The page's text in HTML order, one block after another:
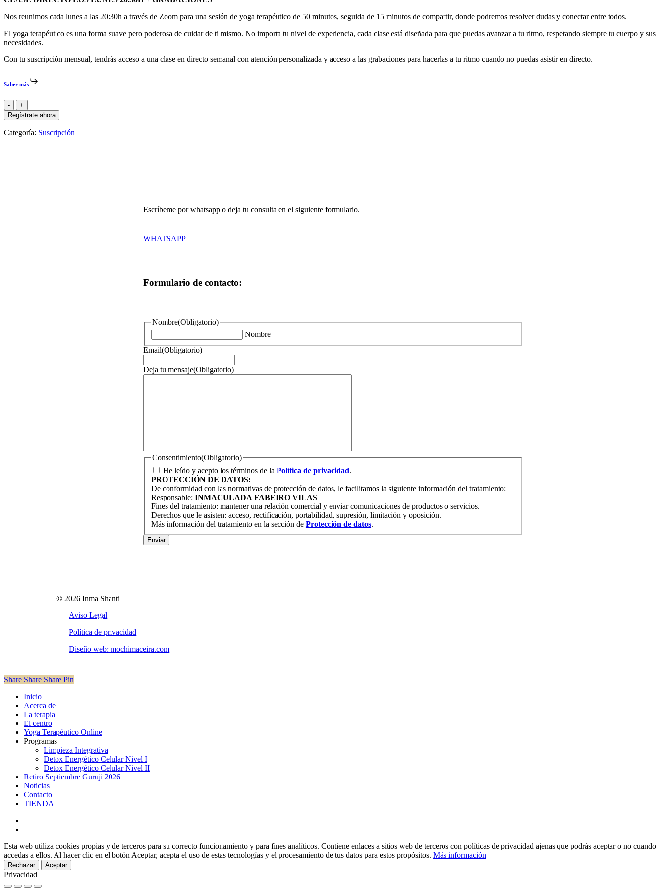
Nos reunimos cada lunes a las 20:30h a través de Zoom para una sesión de yoga terapéutico de 50 minutos, seguida de 15 minutos de compartir, donde podremos resolver dudas y conectar entre todos.
El yoga terapéutico es una forma suave pero poderosa de cuidar de ti mismo. No importa tu nivel de experiencia, cada clase está diseñada para que puedas avanzar a tu ritmo, respetando siempre tu cuerpo y sus
necesidades.
Con tu suscripción mensual, tendrás acceso a una clase en directo semanal con atención personalizada y acceso a las grabaciones para hacerlas a tu ritmo cuando no puedas asistir en directo.
Saber más
YOGA
TERAPÉUTICO
ONLINE
cantidad
Regístrate ahora
Categoría: Suscripción
Escríbeme por whatsapp o deja tu consulta en el siguiente formulario.
WHATSAPP
Formulario de contacto:
Nombre(Obligatorio)
Nombre
Email(Obligatorio)
Deja tu mensaje(Obligatorio)
Consentimiento(Obligatorio)
He leído y acepto los términos de la Política de privacidad.
PROTECCIÓN DE DATOS:
De conformidad con las normativas de protección de datos, le facilitamos la siguiente información del tratamiento:
Responsable: INMACULADA FABEIRO VILAS
Fines del tratamiento: mantener una relación comercial y enviar comunicaciones de productos o servicios.
Derechos que le asisten: acceso, rectificación, portabilidad, supresión, limitación y oposición.
Más información del tratamiento en la sección de Protección de datos.
Enviar
©2026 Inma Shanti
Aviso Legal
Política de privacidad
Diseño web: mochimaceira.com
Share Share Share Pin
Close
Menu
Inicio
Acerca de
La terapia
El centro
Yoga Terapéutico Online
Programas
Limpieza Integrativa
Detox Energético Celular Nivel I
Detox Energético Celular Nivel II
Retiro Septiembre Guruji 2026
Noticias
Contacto
TIENDA
Esta web utiliza cookies propias y de terceros para su correcto funcionamiento y para fines analíticos. Contiene enlaces a sitios web de terceros con políticas de privacidad ajenas que podrás aceptar o no cuando
accedas a ellos. Al hacer clic en el botón Aceptar, acepta el uso de estas tecnologías y el procesamiento de tus datos para estos propósitos. Más información
Rechazar Aceptar
Privacidad